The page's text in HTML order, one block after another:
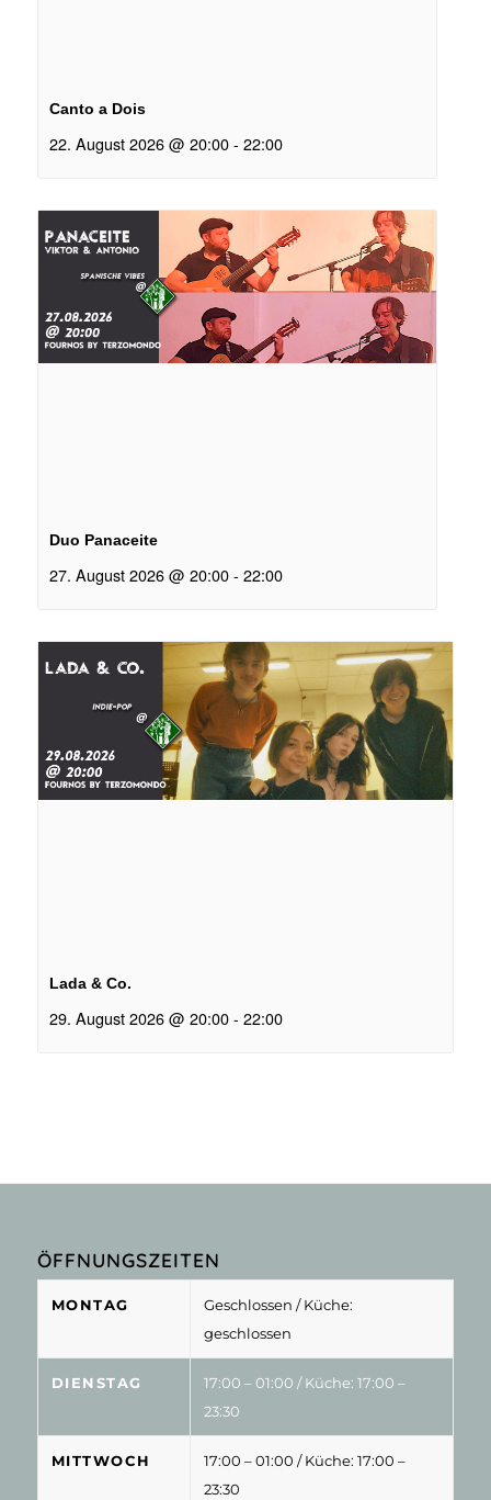
Canto a Dois
22. August 2026 @ 20:00 - 22:00
Duo Panaceite
27. August 2026 @ 20:00 - 22:00
Lada & Co.
29. August 2026 @ 20:00 - 22:00
ÖFFNUNGSZEITEN
MONTAG Geschlossen / Küche:
geschlossen
DIENSTAG 17:00 – 01:00 / Küche: 17:00 –
23:30
MITTWOCH 17:00 – 01:00 / Küche: 17:00 –
23:30